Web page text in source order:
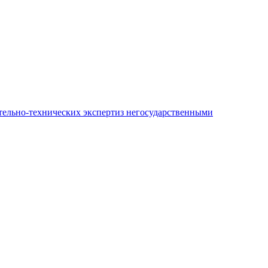
технических экспертиз негосударственными